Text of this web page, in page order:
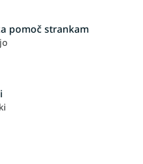
pomoč strankam